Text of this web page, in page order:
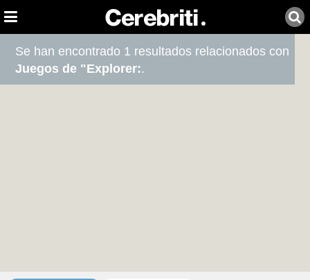
Se han encontrado 1 resultados relacionados con
Juegos de "Explorer:.